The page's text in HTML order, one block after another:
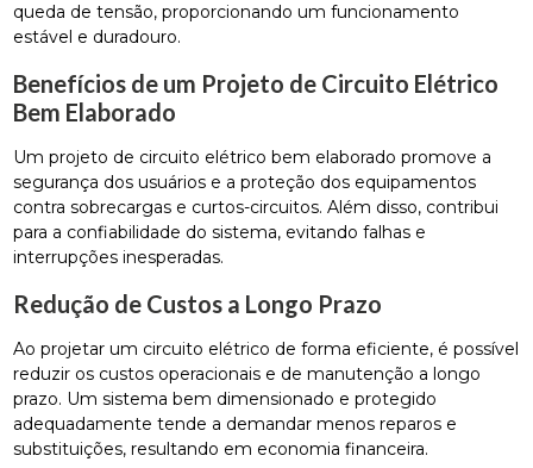
queda de tensão, proporcionando um funcionamento
estável e duradouro.
Benefícios de um Projeto de Circuito Elétrico
Bem Elaborado
Um projeto de circuito elétrico bem elaborado promove a
segurança dos usuários e a proteção dos equipamentos
contra sobrecargas e curtos-circuitos. Além disso, contribui
para a confiabilidade do sistema, evitando falhas e
interrupções inesperadas.
Redução de Custos a Longo Prazo
Ao projetar um circuito elétrico de forma eficiente, é possível
reduzir os custos operacionais e de manutenção a longo
prazo. Um sistema bem dimensionado e protegido
adequadamente tende a demandar menos reparos e
substituições, resultando em economia financeira.